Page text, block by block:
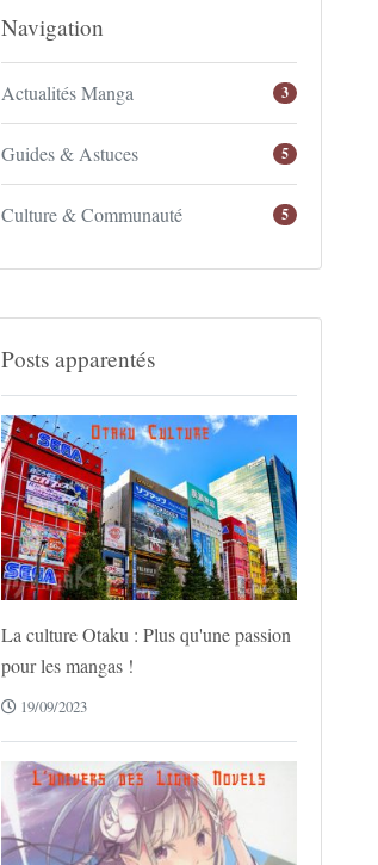
Navigation
Actualités Manga 3
Guides & Astuces 5
Culture & Communauté 5
Posts apparentés
La culture Otaku : Plus qu'une passion
pour les mangas !
19/09/2023